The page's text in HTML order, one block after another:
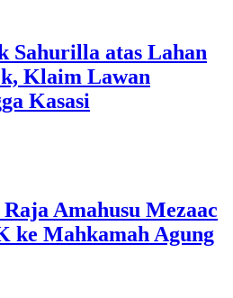
Sahurilla atas Lahan
Klaim Lawan
Kasasi
Amahusu Mezaac
ke Mahkamah Agung